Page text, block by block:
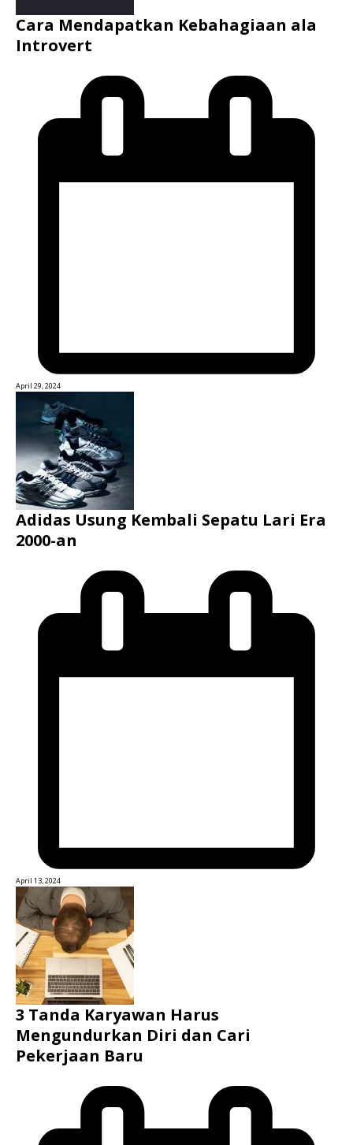
Cara Mendapatkan Kebahagiaan ala
Introvert
April 29, 2024
Adidas Usung Kembali Sepatu Lari Era
2000-an
April 13, 2024
3 Tanda Karyawan Harus
Mengundurkan Diri dan Cari
Pekerjaan Baru